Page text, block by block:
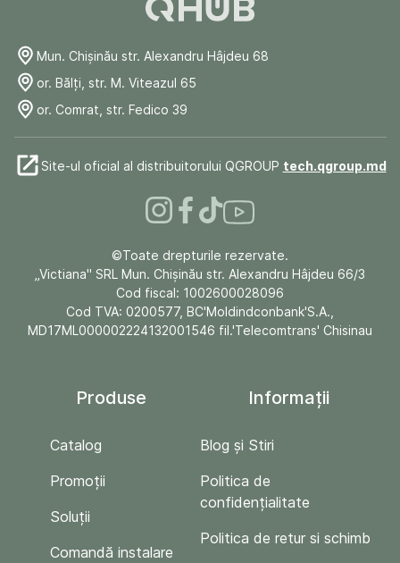
Mun. Chişinău str. Alexandru Hâjdeu 68
or. Bălți, str. M. Viteazul 65
or. Comrat, str. Fedico 39
Site-ul oficial al distribuitorului QGROUP tech.qgroup.md
©Toate drepturile rezervate.
„Victiana" SRL Mun. Chişinău str. Alexandru Hâjdeu 66/3
Cod fiscal: 1002600028096
Cod TVA: 0200577, BC'Moldindconbank'S.A.,
MD17ML000002224132001546 fil.'Telecomtrans' Chisinau
Produse
Catalog
Promoții
Soluții
Comandă instalare
Informații
Blog și Stiri
Politica de
confidențialitate
Politica de retur si schimb